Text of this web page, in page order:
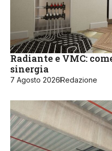
Radiante e VMC:
sinergia
7 Agosto 2026Redazione